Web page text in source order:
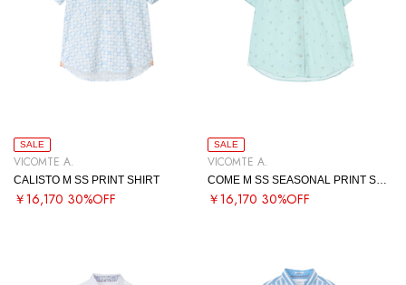
SALE
VICOMTE A.
CALISTO M SS PRINT SHIRT
￥16,170 30%OFF
SALE
VICOMTE A.
￥16,170 30%OFF